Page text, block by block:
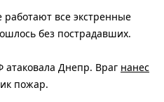
все экстренные
без пострадавших.
Днепр. Враг нанес
пожар.